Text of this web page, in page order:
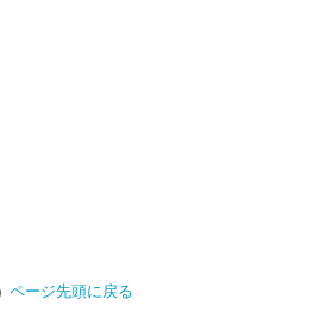
ページ先頭に戻る